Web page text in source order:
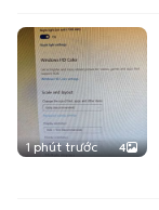
1 phút trước 4